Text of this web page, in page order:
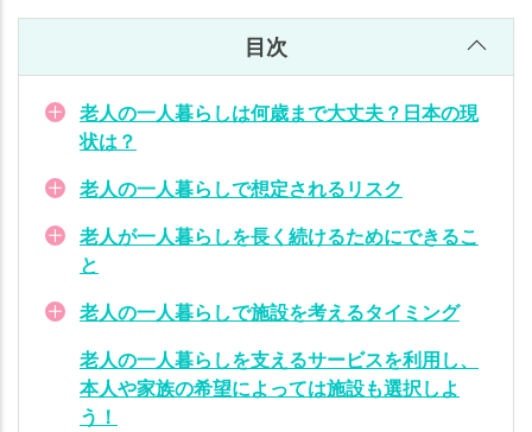
ング実績500法人以上、講演実績700回以上。また「ガイアの
夜明け（テレビ東京）」など、テレビ、新聞、雑誌の取材も多
目次
老人の一人暮らしは何歳まで大丈夫？日本の現
状は？
老人の一人暮らしで想定されるリスク
老人が一人暮らしを長く続けるためにできるこ
と
老人の一人暮らしで施設を考えるタイミング
老人の一人暮らしを支えるサービスを利用し、
本人や家族の希望によっては施設も選択しよ
う！
暮
し
で
施
設
を
え
る
タ
イ
ミ
ン